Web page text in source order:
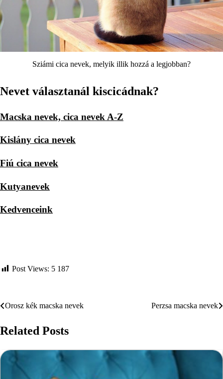
Sziámi cica nevek, melyik illik hozzá a legjobban?
Nevet választanál kiscicádnak?
Macska nevek, cica nevek A-Z
Kislány cica nevek
Fiú cica nevek
Kutyanevek
Kedvenceink
Post Views: 5 187
Bejegyzés
navigáció
Orosz kék macska nevek Perzsa macska nevek
Related Posts